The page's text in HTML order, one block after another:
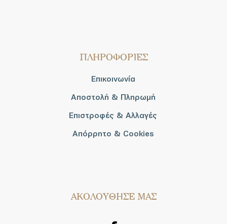
ΠΛΗΡΟΦΟΡΙΕΣ
Επικοινωνία
Αποστολή & Πληρωμή
Επιστροφές & Αλλαγές
Απόρρητο & Cookies
AΚΟΛΟΥΘΗΣΕ ΜΑΣ